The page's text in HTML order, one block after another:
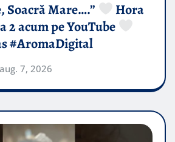
Soacră Mare….”
Hora
2 acum pe YouTube
#AromaDigital
aug. 7, 2026